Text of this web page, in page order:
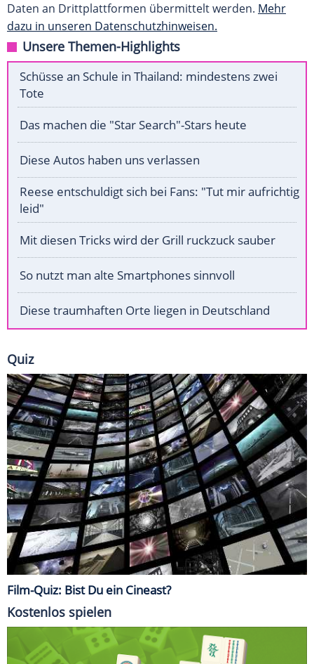
Daten an Drittplattformen übermittelt werden. Mehr
dazu in unseren Datenschutzhinweisen.
Unsere Themen-Highlights
Schüsse an Schule in Thailand: mindestens zwei
Tote
Das machen die "Star Search"-Stars heute
Diese Autos haben uns verlassen
Reese entschuldigt sich bei Fans: "Tut mir aufrichtig
leid"
Mit diesen Tricks wird der Grill ruckzuck sauber
So nutzt man alte Smartphones sinnvoll
Diese traumhaften Orte liegen in Deutschland
Quiz
Film-Quiz: Bist Du ein Cineast?
Kostenlos spielen